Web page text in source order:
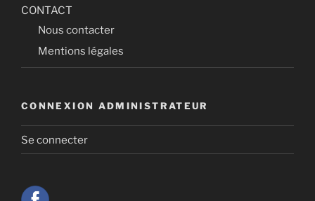
CONTACT
Nous contacter
Mentions légales
CONNEXION ADMINISTRATEUR
Se connecter